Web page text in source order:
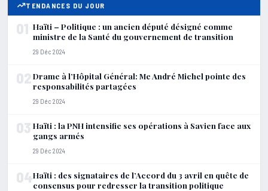
TENDANCES DU JOUR
01 Haïti – Politique : un ancien député désigné comme
ministre de la Santé du gouvernement de transition
29 Déc 2024
02Drame à l’Hôpital Général: Me André Michel pointe des
responsabilités partagées
29 Déc 2024
03 Haïti : la PNH intensifie ses opérations à Savien face aux
gangs armés
29 Déc 2024
04Haïti : des signataires de l’Accord du 3 avril en quête de
consensus pour redresser la transition politique